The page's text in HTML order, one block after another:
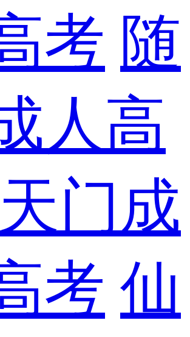
考 随
人高
天门成
考 仙